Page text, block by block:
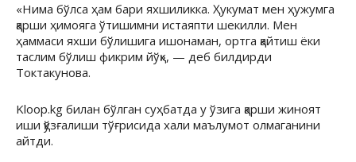
«Нима бўлса ҳам бари яхшиликка. Ҳукумат мен ҳужумга
қарши ҳимояга ўтишимни истаяпти шекилли. Мен
ҳаммаси яхши бўлишига ишонаман, ортга қайтиш ёки
таслим бўлиш фикрим йўқ», — деб билдирди
Токтакунова.
Kloop.kg билан бўлган суҳбатда у ўзига қарши жиноят
иши қўзғалиши тўғрисида хали маълумот олмаганини
айтди.